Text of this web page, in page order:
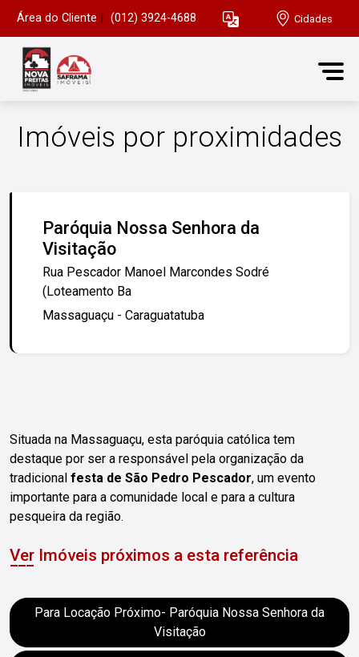
Área do Cliente (012) 3924-4688 Cidades
Imóveis por proximidades
Paróquia Nossa Senhora da
Visitação
Rua Pescador Manoel Marcondes Sodré
(Loteamento Ba
Massaguaçu - Caraguatatuba
Situada na Massaguaçu, esta paróquia católica tem
destaque por ser a responsável pela organização da
tradicional festa de São Pedro Pescador, um evento
importante para a comunidade local e para a cultura
pesqueira da região.
Ver Imóveis próximos a esta referência
Para Locação Próximo- Paróquia Nossa Senhora da
Visitação